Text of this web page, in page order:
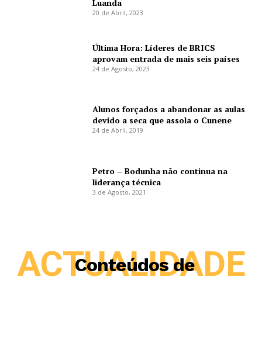
Luanda
20 de Abril, 2023
Última Hora: Líderes de BRICS
aprovam entrada de mais seis países
24 de Agosto, 2023
Alunos forçados a abandonar as aulas
devido a seca que assola o Cunene
24 de Abril, 2019
Petro – Bodunha não continua na
liderança técnica
3 de Agosto, 2021
Conteúdos de
ACTUALIDADE